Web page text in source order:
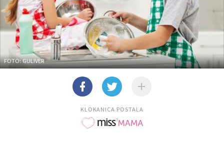
FOTO: GULIVER
KLOKANICA POSTALA